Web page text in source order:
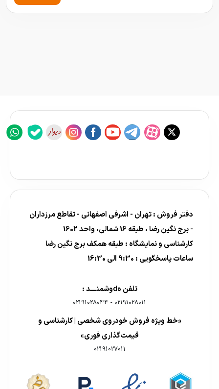
دفتر فروش : تهران - اشرفی اصفهانی - تقاطع مرزداران
- برج نگین رضا ، طبقه 16 شمالی، واحد 1602
کارشناسی و نمایشگاه : طبقه همکف برج نگین رضا
ساعات پاسخگویی : 9:30 الی 16:30
تلفن هdوشمنــــد :
02191028011
-
02191028044
«خط ویژه فروش خودروی شخصی | کارشناسی و
قیمت‌گذاری فوری»
02191027011